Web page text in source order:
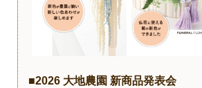
■2026 大地農園 新商品発表会